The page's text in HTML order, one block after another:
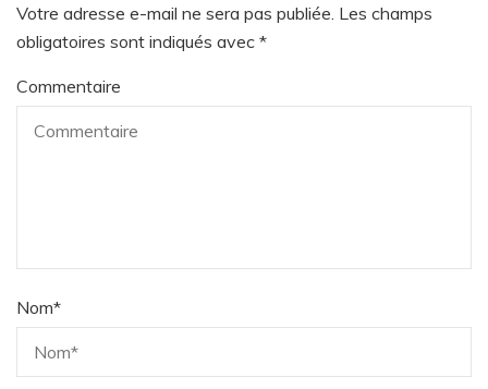
Votre adresse e-mail ne sera pas publiée. Les champs
obligatoires sont indiqués avec *
Commentaire
Nom*